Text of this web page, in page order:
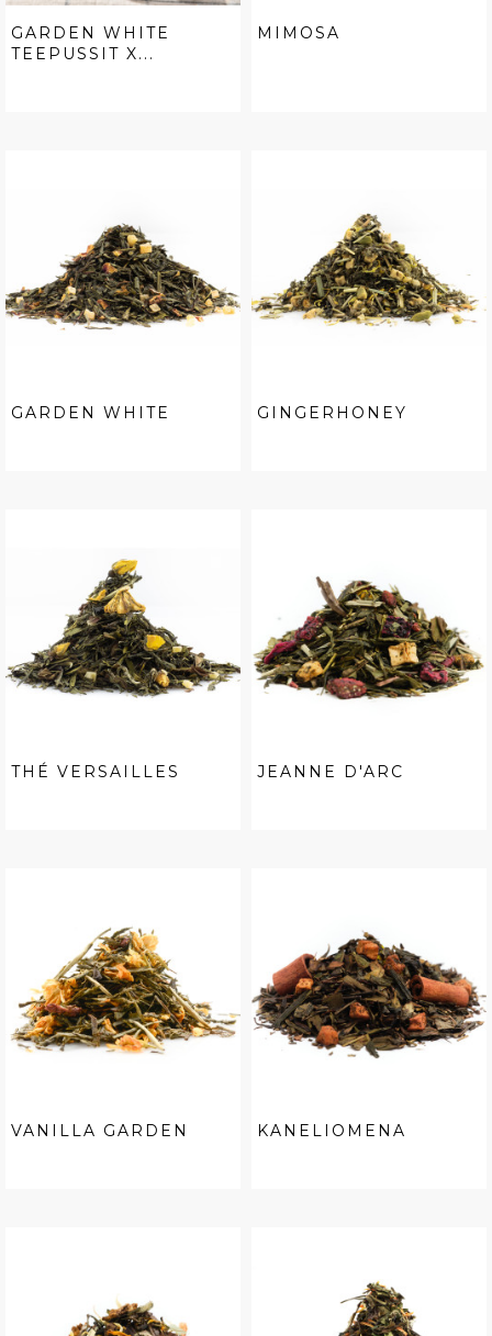
GARDEN WHITE
TEEPUSSIT X...
MIMOSA
GARDEN WHITE GINGERHONEY
THÉ VERSAILLES JEANNE D'ARC
VANILLA GARDEN KANELIOMENA